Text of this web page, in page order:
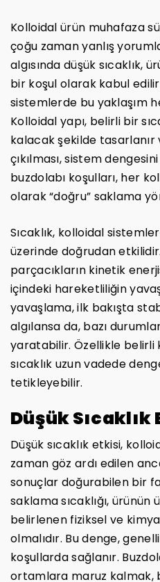
Kolloidal ürün muhafaza
çoğu zaman yanlış
algısında düşük sıcaklık,
bir koşul olarak kabul
sistemlerde bu yaklaşım
Kolloidal yapı, belirli bir
kalacak şekilde tasarlanır
çıkılması, sistem
buzdolabı koşulları, her
olarak “doğru” saklama
Sıcaklık, kolloidal
üzerinde doğrudan
parçacıkların kinetik
içindeki hareketliliğin
yavaşlama, ilk bakışta
algılansa da, bazı
yaratabilir. Özellikle belirli
sıcaklık uzun vadede
tetikleyebilir.
Düşük Sıcaklık
Düşük sıcaklık etkisi,
zaman göz ardı edilen
sonuçlar doğurabilen bir
saklama sıcaklığı,
belirlenen fiziksel ve
olmalıdır. Bu denge,
koşullarda sağlanır.
ortamlara maruz kalmak,